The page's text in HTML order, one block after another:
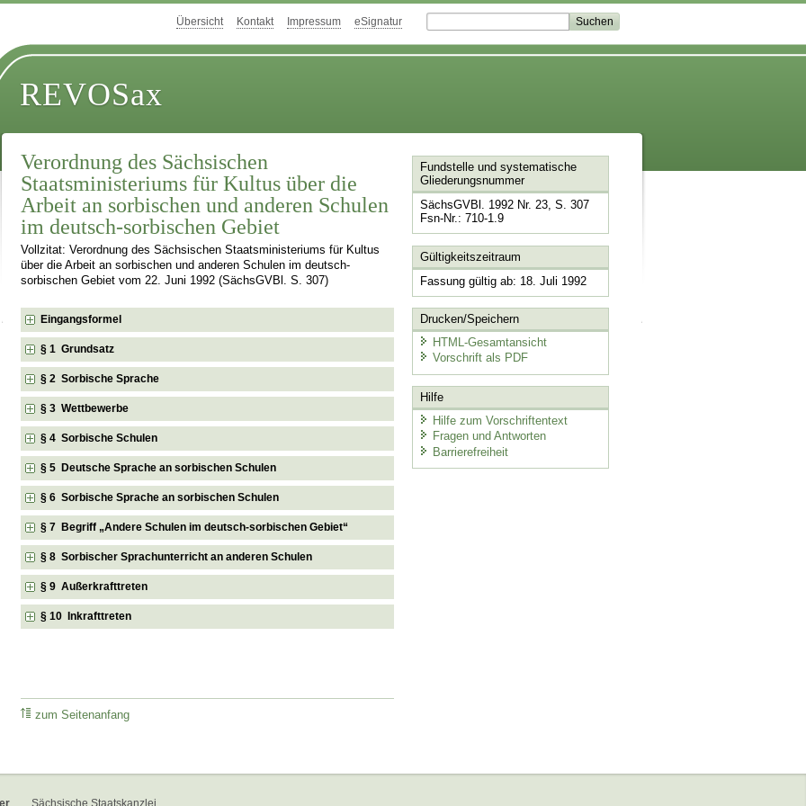
Übersicht Kontakt Impressum eSignatur
REVOSax
Verordnung des Sächsischen
Staatsministeriums für Kultus über die
Arbeit an sorbischen und anderen Schulen
im deutsch-sorbischen Gebiet
Vollzitat: Verordnung des Sächsischen Staatsministeriums für Kultus
über die Arbeit an sorbischen und anderen Schulen im deutsch-
sorbischen Gebiet vom 22. Juni 1992 (SächsGVBl. S. 307)
Eingangsformel
§ 1 Grundsatz
§ 2 Sorbische Sprache
§ 3 Wettbewerbe
§ 4 Sorbische Schulen
§ 5 Deutsche Sprache an sorbischen Schulen
§ 6 Sorbische Sprache an sorbischen Schulen
§ 7 Begriff „Andere Schulen im deutsch-sorbischen Gebiet“
§ 8 Sorbischer Sprachunterricht an anderen Schulen
§ 9 Außerkrafttreten
§ 10 Inkrafttreten
zum Seitenanfang
Fundstelle und systematische
Gliederungsnummer
SächsGVBl. 1992 Nr. 23, S. 307
Fsn-Nr.: 710-1.9
Gültigkeitszeitraum
Fassung gültig ab: 18. Juli 1992
Drucken/Speichern
HTML-Gesamtansicht
Vorschrift als PDF
Hilfe
Hilfe zum Vorschriftentext
Fragen und Antworten
Barrierefreiheit